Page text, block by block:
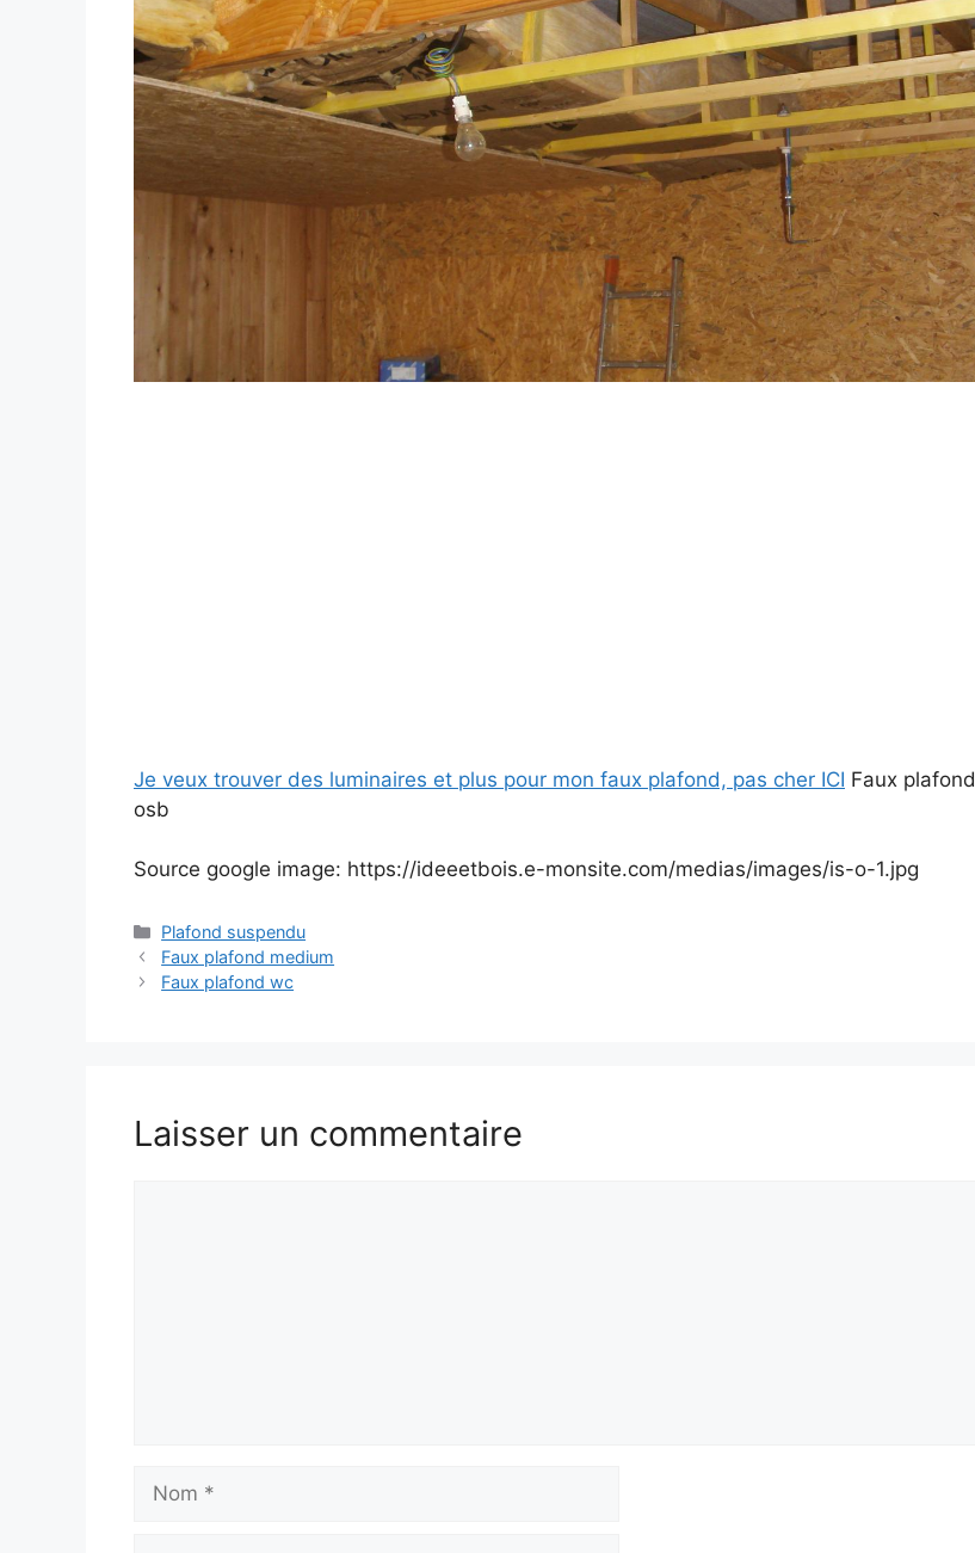
Je veux trouver des luminaires et plus pour mon faux plafond, pas cher ICI Faux plafond
osb
Source google image: https://ideeetbois.e-monsite.com/medias/images/is-o-1.jpg
Catégories
Plafond suspendu
Faux plafond medium
Faux plafond wc
Laisser un commentaire